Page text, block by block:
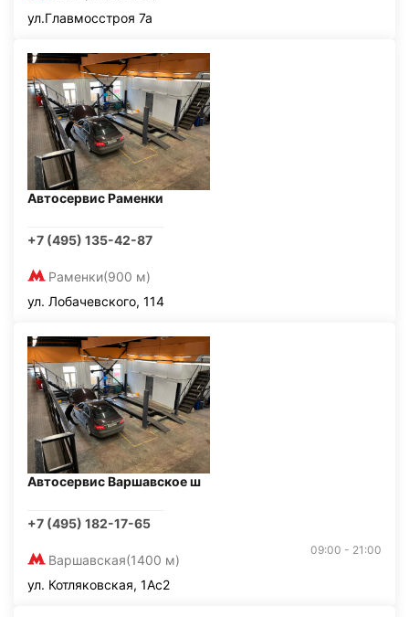
ул.Главмосстроя 7а
Автосервис Раменки
+7 (495) 135-42-87
Раменки(900 м)
ул. Лобачевского, 114
Автосервис Варшавское ш
+7 (495) 182-17-65
Варшавская(1400 м)
09:00 - 21:00
ул. Котляковская, 1Ас2